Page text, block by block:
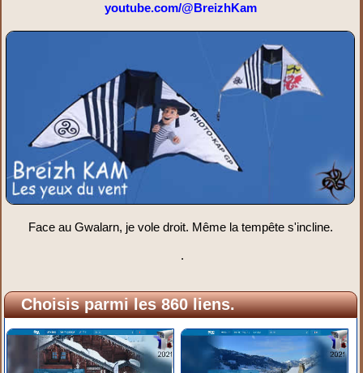
youtube.com/@BreizhKam
Face au Gwalarn, je vole droit. Même la tempête s'incline.
.
Choisis parmi les 860 liens.